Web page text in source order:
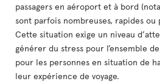
passagers en aéroport et à bord
sont parfois nombreuses, rapides
Cette situation exige un niveau
générer du stress pour l’ensemble
pour les personnes en situation de
leur expérience de voyage.